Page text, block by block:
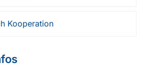
Kooperation